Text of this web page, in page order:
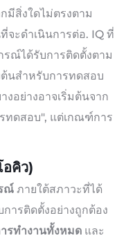
มีสิ่งใดไม่ตรงตาม
จะดำเนินการต่อ. IQ ที่
รณ์ได้รับการติดตั้งตาม
ต้นสำหรับการทดสอบ
งอย่างอาจเริ่มต้นจาก
ทดสอบ", แต่เกณฑ์การ
คิว)
ณ์ ภายใต้สภาวะที่ได้
ารติดตั้งอย่างถูกต้อง
รทำงานทั้งหมด และ